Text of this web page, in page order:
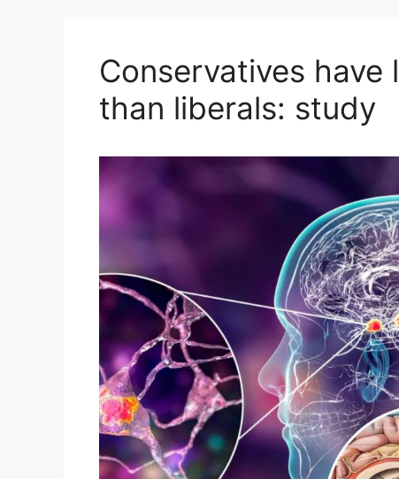
Conservatives have
than liberals: study